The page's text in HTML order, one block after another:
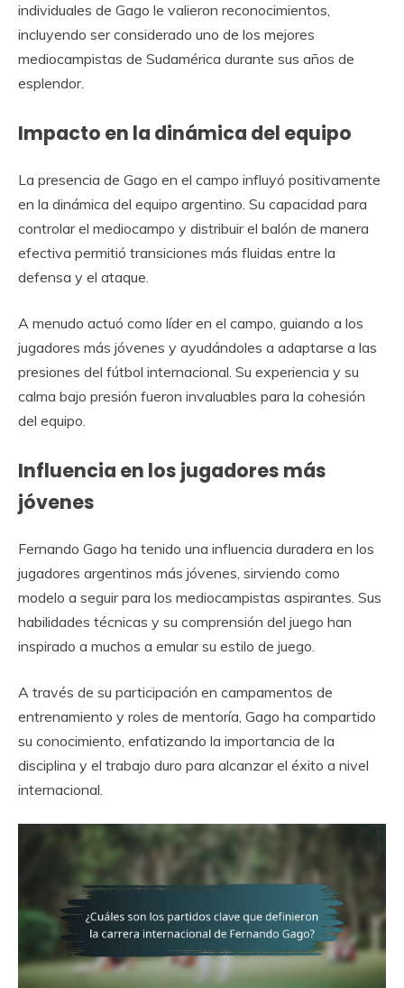
individuales de Gago le valieron reconocimientos,
incluyendo ser considerado uno de los mejores
mediocampistas de Sudamérica durante sus años de
esplendor.
Impacto en la dinámica del equipo
La presencia de Gago en el campo influyó positivamente
en la dinámica del equipo argentino. Su capacidad para
controlar el mediocampo y distribuir el balón de manera
efectiva permitió transiciones más fluidas entre la
defensa y el ataque.
A menudo actuó como líder en el campo, guiando a los
jugadores más jóvenes y ayudándoles a adaptarse a las
presiones del fútbol internacional. Su experiencia y su
calma bajo presión fueron invaluables para la cohesión
del equipo.
Influencia en los jugadores más
jóvenes
Fernando Gago ha tenido una influencia duradera en los
jugadores argentinos más jóvenes, sirviendo como
modelo a seguir para los mediocampistas aspirantes. Sus
habilidades técnicas y su comprensión del juego han
inspirado a muchos a emular su estilo de juego.
A través de su participación en campamentos de
entrenamiento y roles de mentoría, Gago ha compartido
su conocimiento, enfatizando la importancia de la
disciplina y el trabajo duro para alcanzar el éxito a nivel
internacional.